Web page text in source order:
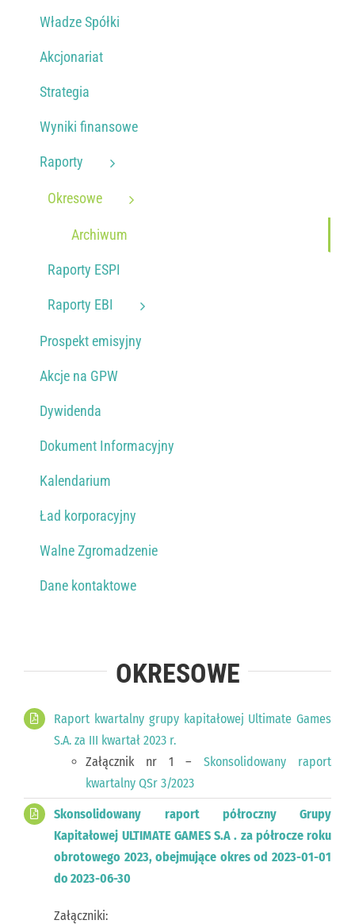
PUBLISHING (EN)
Władze Spółki
Akcjonariat
Strategia
Wyniki finansowe
Raporty
Okresowe
Archiwum
Raporty ESPI
Raporty EBI
Prospekt emisyjny
Akcje na GPW
Dywidenda
Dokument Informacyjny
Kalendarium
Ład korporacyjny
Walne Zgromadzenie
Dane kontaktowe
OKRESOWE
Raport kwartalny grupy kapitałowej Ultimate Games
S.A. za III kwartał 2023 r.
Załącznik nr 1 –Skonsolidowany raport
kwartalny QSr 3/2023
Skonsolidowany raport półroczny Grupy
Kapitałowej ULTIMATE GAMES S.A . za półrocze roku
obrotowego 2023, obejmujące okres od 2023-01-01
do 2023-06-30
Załączniki: